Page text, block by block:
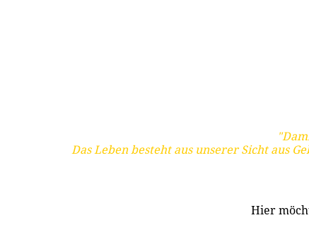
Das Leben besteht aus unserer Sicht aus
Hier